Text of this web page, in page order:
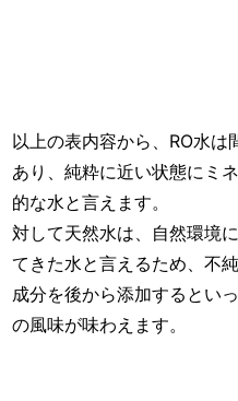
以上の表内容から、 RO水は
あり、純粋に近い状態にミ
的な水と言えます。
対して天然水は、 自然環境
てきた水と言えるため、不
成分を後から添加するとい
の風味が味わえます。